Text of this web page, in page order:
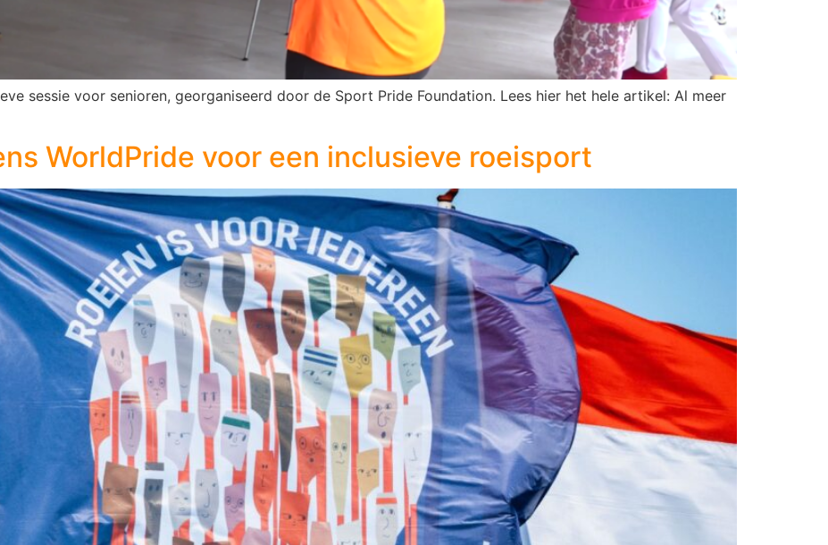
sessie voor senioren, georganiseerd door de Sport Pride Foundation. Lees hier het hele artikel: Al meer
WorldPride voor een inclusieve roeisport